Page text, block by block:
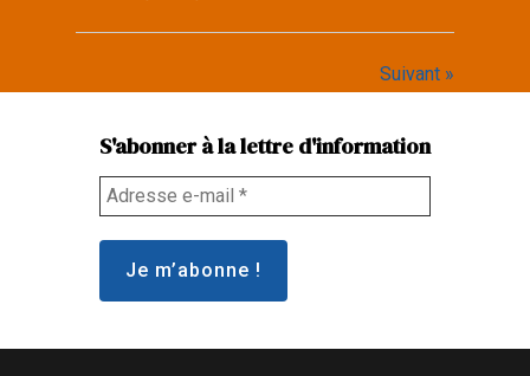
Suivant »
S'abonner à la lettre d'information